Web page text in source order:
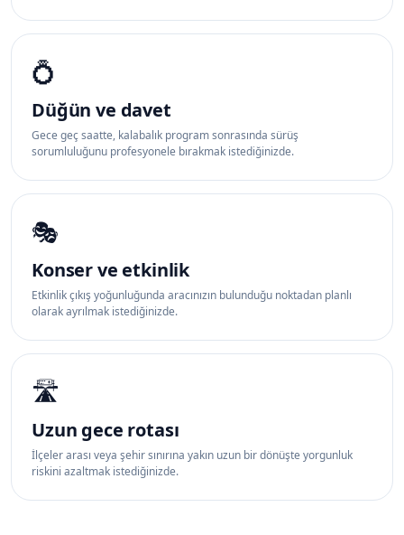
💍
Düğün ve davet
Gece geç saatte, kalabalık program sonrasında sürüş
sorumluluğunu profesyonele bırakmak istediğinizde.
🎭
Konser ve etkinlik
Etkinlik çıkış yoğunluğunda aracınızın bulunduğu noktadan planlı
olarak ayrılmak istediğinizde.
🛣️
Uzun gece rotası
İlçeler arası veya şehir sınırına yakın uzun bir dönüşte yorgunluk
riskini azaltmak istediğinizde.